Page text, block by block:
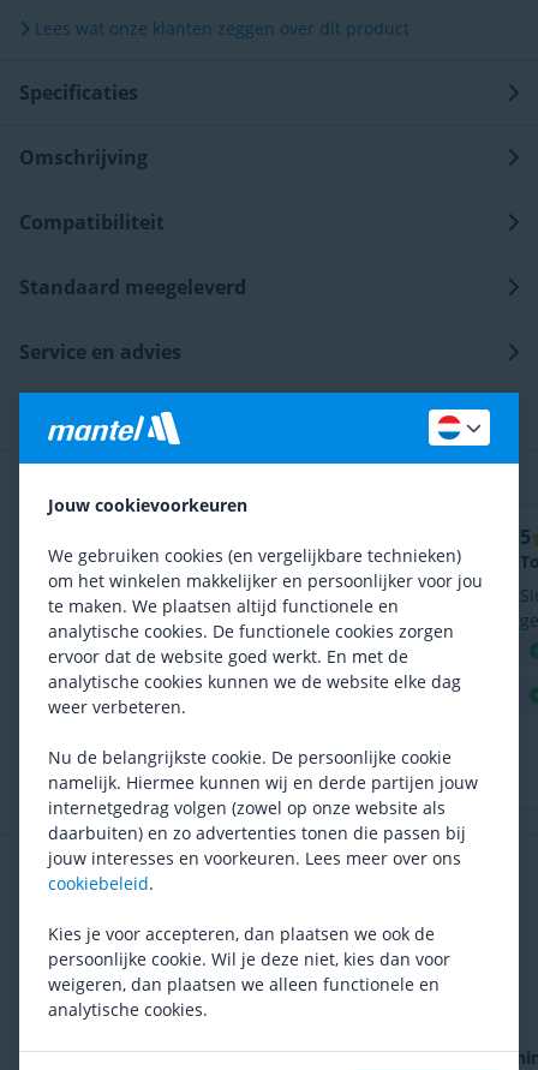
Lees wat onze klanten zeggen over dit product
Specificaties
Omschrijving
Compatibiliteit
Standaard meegeleverd
Service en advies
Ontdek meer op onze blog
Goed en praktisch smeermiddel voor alle
weersomstandigheden.
Zeer goed smeermiddel voor de ketting van de MTB
maar ik gebruik het ook al jaren voor mijn werkfiets.
Als de ketting niet echt vuil is geworden druppel ik
de squirt zo over de vuile ketting, soms eerst ff
afstoffen met een droge lap. Als er erg veel modder
schoon. Ik wacht dan niet tot deze droog is maar
droog deze met een lap en doe de eerste laag
squirt op de "natte" ketting, dan roest deze ook niet
als het geen RVS is. Bij erg lange tochten neem ik
een mini flesje mee voor onderweg. Als ik mijn fiets
na een rit klaar maak doe ik die voor hogere
ik de Low Temperature Squirt er gewoon (ruim) over
heen, dit geeft geen problemen.
Ketting is eenvoudig schoon te maken.
Ketting leeft langer.
Moet boven 5°C bewaard worden.
5
Vaak samen gekocht
MantelDrivetrain Cleaner
CyclOnBionet Ontvetter
Jouw cookievoorkeuren
We gebruiken cookies (en vergelijkbare technieken)
om het winkelen makkelijker en persoonlijker voor jou
te maken. We plaatsen altijd functionele en
analytische cookies. De functionele cookies zorgen
ervoor dat de website goed werkt. En met de
analytische cookies kunnen we de website elke dag
weer verbeteren.
Nu de belangrijkste cookie. De persoonlijke cookie
namelijk. Hiermee kunnen wij en derde partijen jouw
internetgedrag volgen (zowel op onze website als
daarbuiten) en zo advertenties tonen die passen bij
jouw interesses en voorkeuren. Lees meer over ons
cookiebeleid.
Kies je voor accepteren, dan plaatsen we ook de
persoonlijke cookie. Wil je deze niet, kies dan voor
weigeren, dan plaatsen we alleen functionele en
analytische cookies.